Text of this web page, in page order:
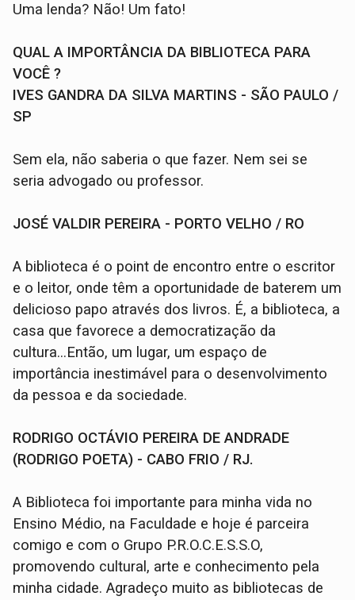
Uma lenda? Não! Um fato!
QUAL A IMPORTÂNCIA DA BIBLIOTECA PARA
VOCÊ ?
IVES GANDRA DA SILVA MARTINS - SÃO PAULO /
SP
Sem ela, não saberia o que fazer. Nem sei se
seria advogado ou professor.
JOSÉ VALDIR PEREIRA - PORTO VELHO / RO
A biblioteca é o point de encontro entre o escritor
e o leitor, onde têm a oportunidade de baterem um
delicioso papo através dos livros. É, a biblioteca, a
casa que favorece a democratização da
cultura...Então, um lugar, um espaço de
importância inestimável para o desenvolvimento
da pessoa e da sociedade.
RODRIGO OCTÁVIO PEREIRA DE ANDRADE
(RODRIGO POETA) - CABO FRIO / RJ.
A Biblioteca foi importante para minha vida no
Ensino Médio, na Faculdade e hoje é parceira
comigo e com o Grupo P.R.O.C.E.S.S.O,
promovendo cultural, arte e conhecimento pela
minha cidade. Agradeço muito as bibliotecas de